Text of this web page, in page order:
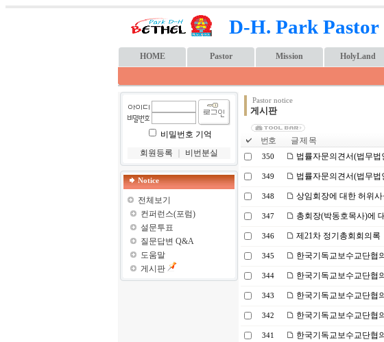
D-H. Park Pastor
HOME Pastor Mission HolyLand
비밀번호 기억
회원등록
비번분실
Notice
전체보기
컨퍼런스(포럼)
설문투표
질문답변 Q&A
도움말
게시판
Pastor notice
게시판
번호 글 제 목
350 법률자문의견서(법무법
349 법률자문의견서(법무법
348 상임회장에 대한 허위
347 총회장(박동호목사)에
346 제21차 정기총회회의록
345 한국기독교보수교단협
344 한국기독교보수교단협
343 한국기독교보수교단협
342 한국기독교보수교단협
341 한국기독교보수교단협